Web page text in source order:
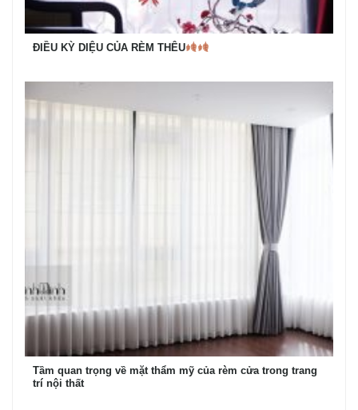
ĐIỀU KỲ DIỆU CỦA RÈM THÊU
Tầm quan trọng về mặt thẩm mỹ của rèm cửa trong trang
trí nội thất